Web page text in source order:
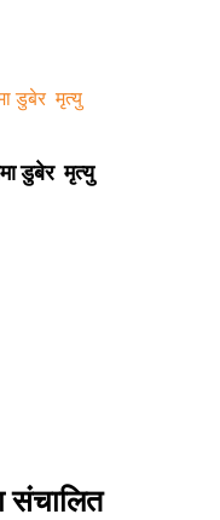
डुबेर मृत्यु
संचालित